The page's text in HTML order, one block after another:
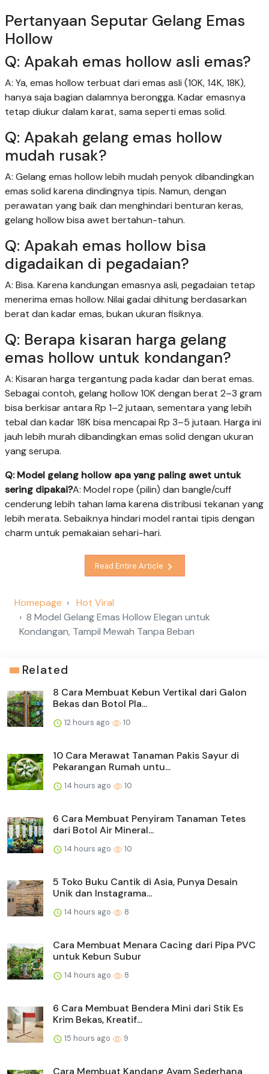
Pertanyaan Seputar Gelang Emas
Hollow
Q: Apakah emas hollow asli emas?
A: Ya, emas hollow terbuat dari emas asli (10K, 14K, 18K),
hanya saja bagian dalamnya berongga. Kadar emasnya
tetap diukur dalam karat, sama seperti emas solid.
Q: Apakah gelang emas hollow
mudah rusak?
A: Gelang emas hollow lebih mudah penyok dibandingkan
emas solid karena dindingnya tipis. Namun, dengan
perawatan yang baik dan menghindari benturan keras,
gelang hollow bisa awet bertahun-tahun.
Q: Apakah emas hollow bisa
digadaikan di pegadaian?
A: Bisa. Karena kandungan emasnya asli, pegadaian tetap
menerima emas hollow. Nilai gadai dihitung berdasarkan
berat dan kadar emas, bukan ukuran fisiknya.
Q: Berapa kisaran harga gelang
emas hollow untuk kondangan?
A: Kisaran harga tergantung pada kadar dan berat emas.
Sebagai contoh, gelang hollow 10K dengan berat 2–3 gram
bisa berkisar antara Rp 1–2 jutaan, sementara yang lebih
tebal dan kadar 18K bisa mencapai Rp 3–5 jutaan. Harga ini
jauh lebih murah dibandingkan emas solid dengan ukuran
yang serupa.
Q: Model gelang hollow apa yang paling awet untuk
sering dipakai?A: Model rope (pilin) dan bangle/cuff
cenderung lebih tahan lama karena distribusi tekanan yang
lebih merata. Sebaiknya hindari model rantai tipis dengan
charm untuk pemakaian sehari-hari.
Read Entire Article
Homepage
Hot Viral
8 Model Gelang Emas Hollow Elegan untuk
Kondangan, Tampil Mewah Tanpa Beban
Related
8 Cara Membuat Kebun Vertikal dari Galon
Bekas dan Botol Pla...
12 hours ago 10
10 Cara Merawat Tanaman Pakis Sayur di
Pekarangan Rumah untu...
14 hours ago 10
6 Cara Membuat Penyiram Tanaman Tetes
dari Botol Air Mineral...
14 hours ago 10
5 Toko Buku Cantik di Asia, Punya Desain
Unik dan Instagrama...
14 hours ago 8
Cara Membuat Menara Cacing dari Pipa PVC
untuk Kebun Subur
14 hours ago 8
6 Cara Membuat Bendera Mini dari Stik Es
Krim Bekas, Kreatif...
15 hours ago 9